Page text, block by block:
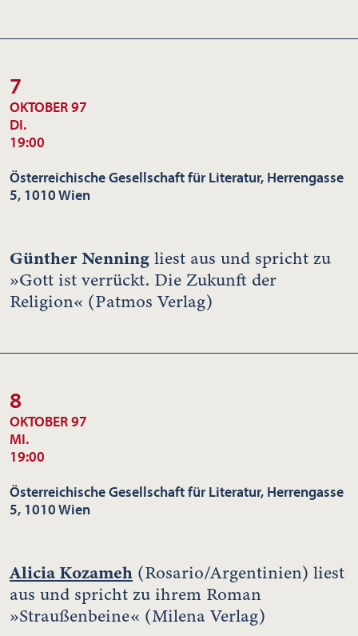
7
OKTOBER 97
DI.
19:00
Österreichische Gesellschaft für Literatur, Herrengasse
5, 1010 Wien
Günther Nenning liest aus und spricht zu
»Gott ist verrückt. Die Zukunft der
Religion« (Patmos Verlag)
8
OKTOBER 97
MI.
19:00
Österreichische Gesellschaft für Literatur, Herrengasse
5, 1010 Wien
Alicia Kozameh (Rosario/Argentinien) liest
aus und spricht zu ihrem Roman
»Straußenbeine« (Milena Verlag)